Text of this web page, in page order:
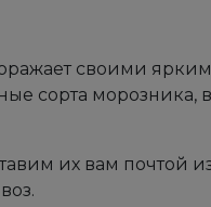
своими
сорта морозника,
их вам почтой